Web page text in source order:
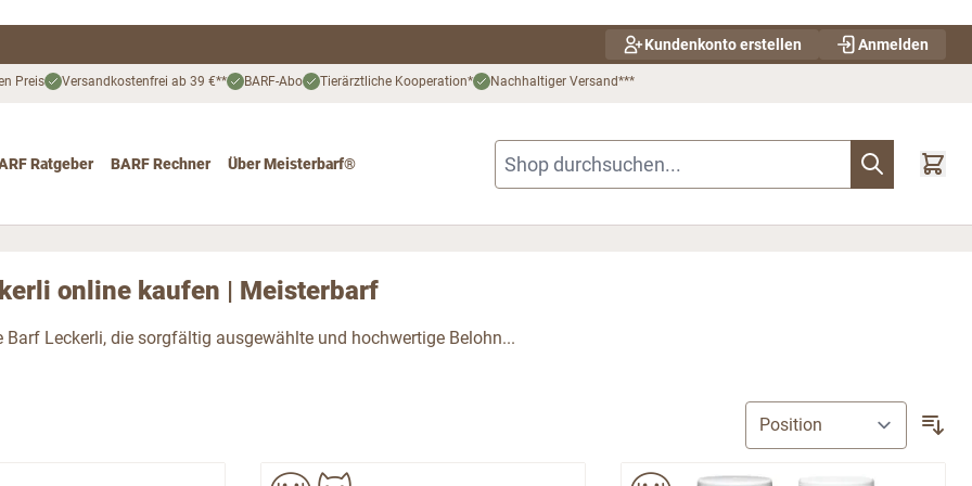
Nachhaltiger Versand***
for Katze
submenu for Angebote
online kaufen | Meisterbarf
Barf Leckerli, die sorgfältig ausgewählte und hochwertige Belohn...